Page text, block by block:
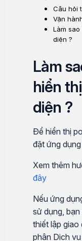
Câu hỏi
Vận
Làm
diện ?
Làm
hiển
diện ?
Để hiển thị
đặt ứng dụng
Xem thêm
đây
Nếu ứng
sử dụng,
thiết lập giao
phận Dịch